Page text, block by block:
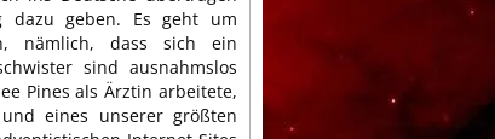
dazu geben. Es geht um
nämlich, dass sich ein
sind ausnahmslos
Pines als Ärztin arbeitete,
eines unserer größten